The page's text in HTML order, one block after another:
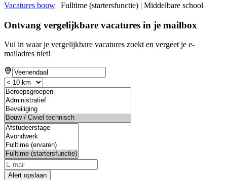
Vacatures bouw | Fulltime (startersfunctie) | Middelbare school
Ontvang vergelijkbare vacatures in je mailbox
Vul in waar je vergelijkbare vacatures zoekt en vergeet je e-
mailadres niet!
Alert opslaan